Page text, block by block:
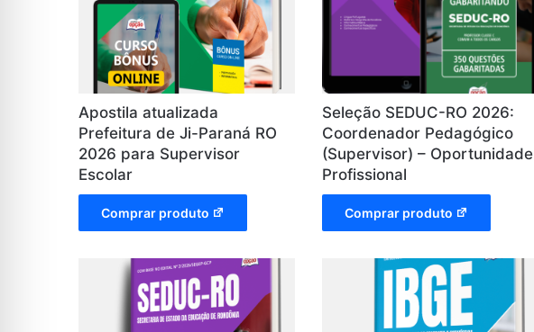
Apostila atualizada
Prefeitura de Ji-Paraná RO
2026 para Supervisor
Escolar
Comprar produto
Seleção SEDUC-RO 2026:
Coordenador Pedagógico
(Supervisor) – Oportunidade
Profissional
Comprar produto